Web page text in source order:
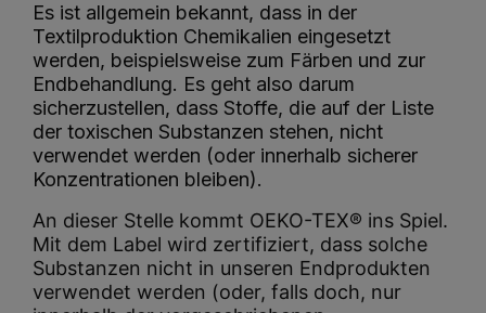
Es ist allgemein bekannt, dass in der
Textilproduktion Chemikalien eingesetzt
werden, beispielsweise zum Färben und zur
Endbehandlung. Es geht also darum
sicherzustellen, dass Stoffe, die auf der Liste
der toxischen Substanzen stehen, nicht
verwendet werden (oder innerhalb sicherer
Konzentrationen bleiben).
An dieser Stelle kommt OEKO-TEX® ins Spiel.
Mit dem Label wird zertifiziert, dass solche
Substanzen nicht in unseren Endprodukten
verwendet werden (oder, falls doch, nur